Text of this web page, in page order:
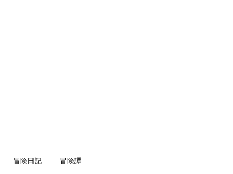
冒険日記 冒険譚